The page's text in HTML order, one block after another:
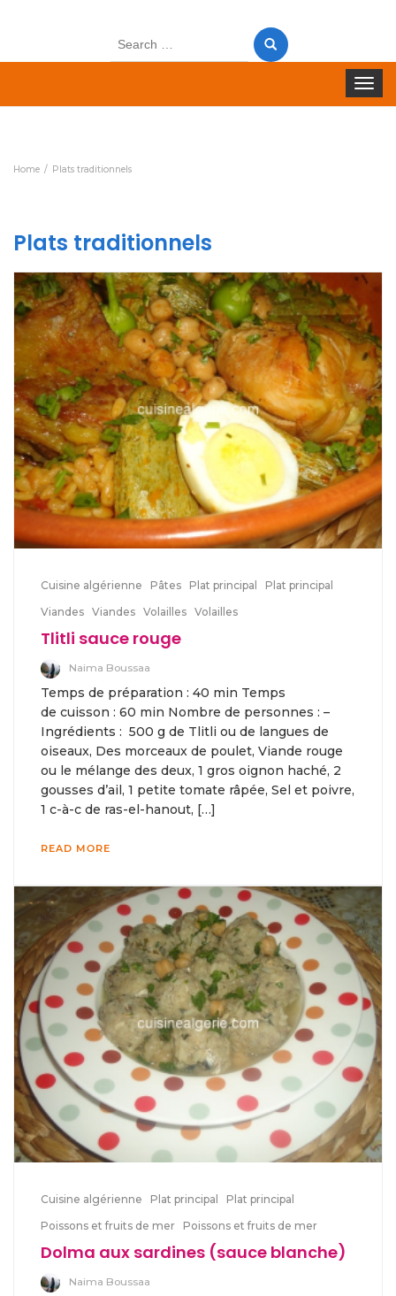
Search
Toggle
Home Plats traditionnels
Plats traditionnels
Cuisine algérienne Pâtes Plat principal
Plat principal
Viandes Viandes Volailles Volailles
Tlitli sauce rouge
Naima Boussaa
Temps de préparation : 40 min Temps
de cuisson : 60 min Nombre de personnes : –
Ingrédients : 500 g de Tlitli ou de langues de
oiseaux, Des morceaux de poulet, Viande rouge
ou le mélange des deux, 1 gros oignon haché, 2
gousses d’ail, 1 petite tomate râpée, Sel et poivre,
1 c-à-c de ras-el-hanout, […]
READ MORE
Cuisine algérienne Plat principal
Plat principal
Poissons et fruits de mer
Poissons et fruits de mer
Dolma aux sardines (sauce blanche)
Naima Boussaa